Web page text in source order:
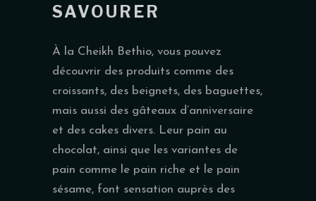
SAVOURER
À la Cheikh Bethio, vous pouvez
découvrir des produits comme des
croissants, des beignets, des baguettes,
mais aussi des gâteaux d’anniversaire
et des cakes divers. Leur pain au
chocolat, ainsi que les variantes de
pain comme le pain riche et le pain
sésame, font sensation auprès des